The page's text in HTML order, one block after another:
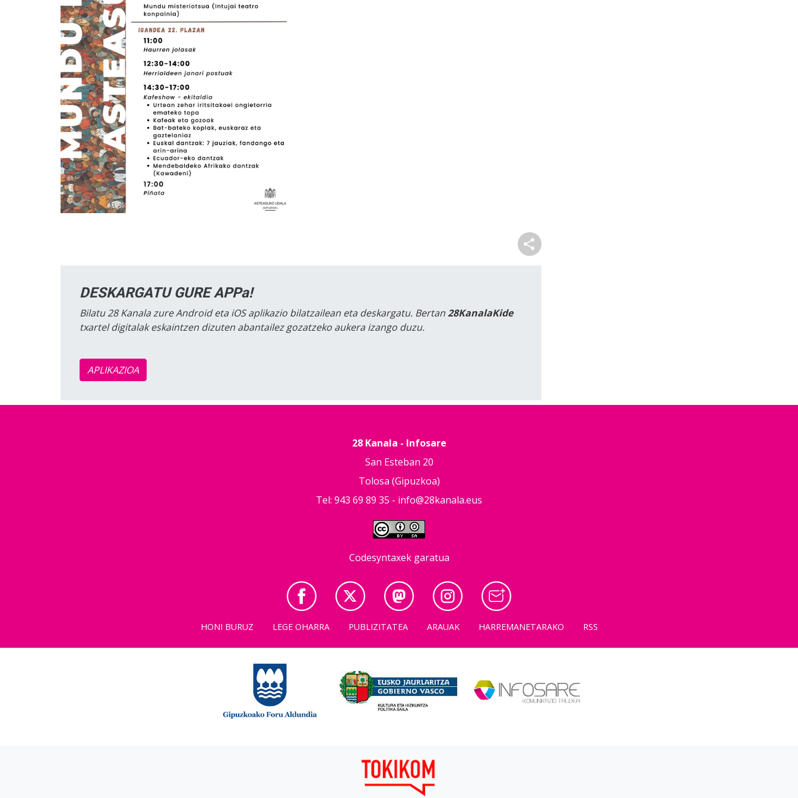
DESKARGATU GURE APPa!
Bilatu 28 Kanala zure Android eta iOS aplikazio bilatzailean eta deskargatu. Bertan28KanalaKide
txartel digitalak eskaintzen dizuten abantailez gozatzeko aukera izango duzu.
APLIKAZIOA
28 Kanala - Infosare
San Esteban 20
Tolosa (Gipuzkoa)
Tel: 943 69 89 35 - info@28kanala.eus
Codesyntaxek garatua
HONI BURUZ LEGE OHARRA PUBLIZITATEA ARAUAK HARREMANETARAKO RSS